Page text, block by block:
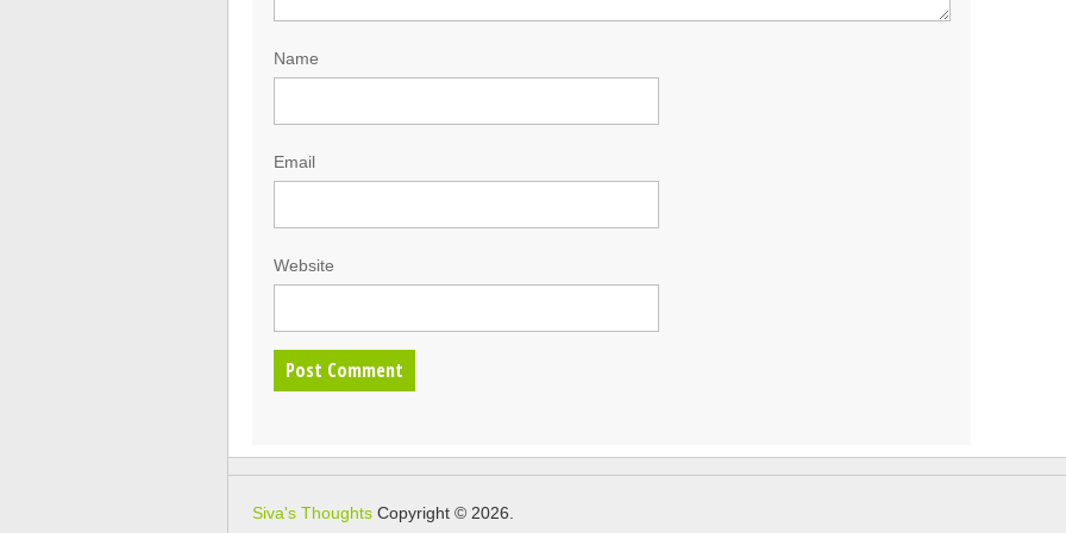
Name
Email
Website
Siva's Thoughts Copyright © 2026.